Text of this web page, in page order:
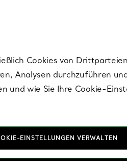
Cookies von
Analysen durchzuführen
wie Sie Ihre Cookie-
EINSTELLUNGEN VERWALTEN